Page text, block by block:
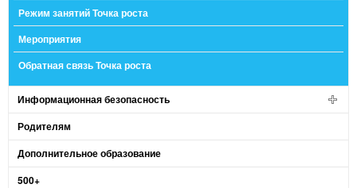
Режим занятий Точка роста
Мероприятия
Обратная связь Точка роста
Информационная безопасность
Родителям
Дополнительное образование
500+